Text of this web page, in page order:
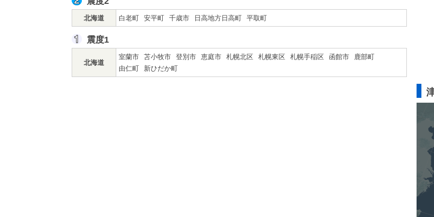
北海道 白老町 安平町 千歳市 日高地方日高町 平取町
震度1
北海道
室蘭市 苫小牧市 登別市 恵庭市 札幌北区 札幌東区 札幌手稲区 函館市
鹿部町
由仁町
新ひだか町